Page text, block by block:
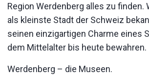
Region Werdenberg alles zu finden.
als kleinste Stadt der Schweiz
seinen einzigartigen Charme eines
dem Mittelalter bis heute bewahren.
Werdenberg – die Museen.